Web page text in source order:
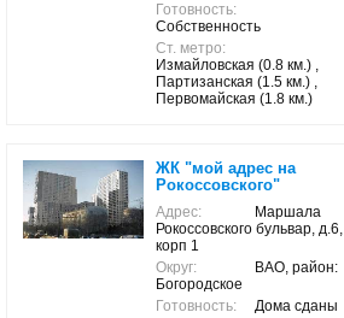
Готовность:
Собственность
Ст. метро:
Измайловская (0.8 км.) ,
Партизанская (1.5 км.) ,
Первомайская (1.8 км.)
ЖК "мой адрес на
Рокоссовского"
Адрес:
Маршала
Рокоссовского бульвар, д.6,
корп 1
Округ:
ВАО, район:
Богородское
Готовность:
Дома сданы